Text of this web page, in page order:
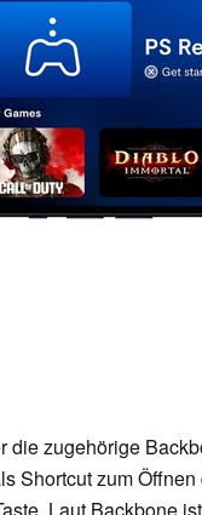
die zugehörige
Shortcut zum